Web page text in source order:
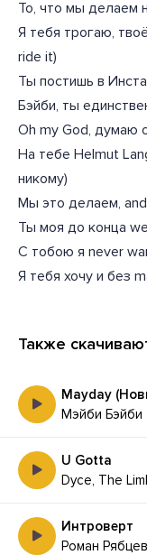
То, что мы делаем
Я тебя трогаю,
ride it)
Ты постишь в
Бэйби, ты
Oh my God, думаю
На тебе Helmut
никому)
Мы это делаем,
Ты моя до конца
С тобою я never
Я тебя хочу и без
Также
Mayday
Мэйби Бэйби
U Gotta
Dyce, The
Интроверт
Роман Рябцев